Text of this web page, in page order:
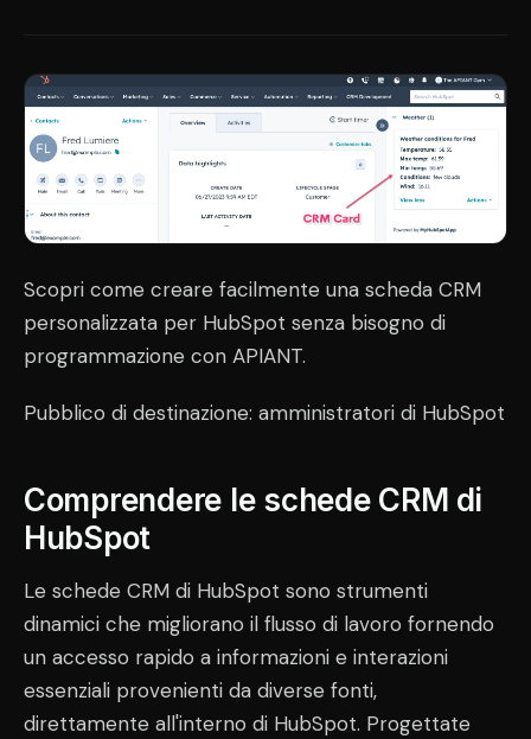
Scopri come creare facilmente una scheda CRM
personalizzata per HubSpot senza bisogno di
programmazione con APIANT.
Pubblico di destinazione: amministratori di HubSpot
Comprendere le schede CRM di
HubSpot
Le schede CRM di HubSpot sono strumenti
dinamici che migliorano il flusso di lavoro fornendo
un accesso rapido a informazioni e interazioni
essenziali provenienti da diverse fonti,
direttamente all'interno di HubSpot. Progettate